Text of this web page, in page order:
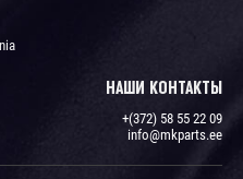
НАШИ КОНТАКТЫ
+(372) 58 55 22 09
info@mkparts.ee